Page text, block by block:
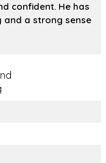
confident. He has
and a strong sense